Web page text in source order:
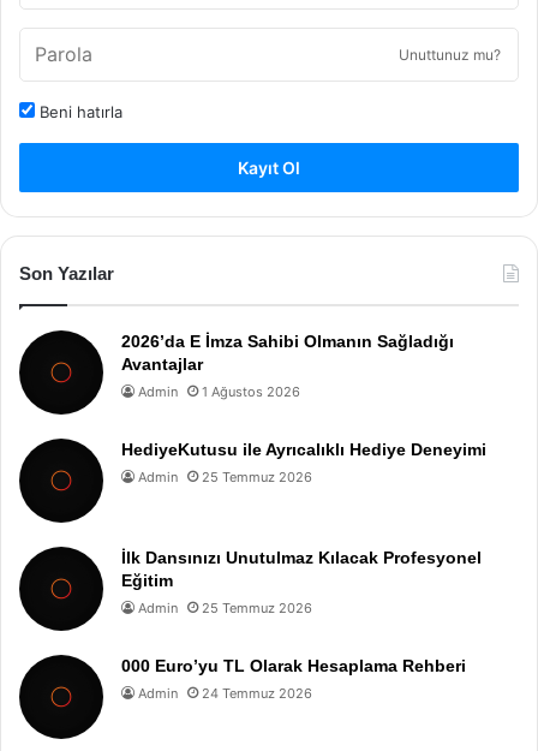
Unuttunuz mu?
Beni hatırla
Kayıt Ol
Son Yazılar
2026’da E İmza Sahibi Olmanın Sağladığı
Avantajlar
Admin 1 Ağustos 2026
HediyeKutusu ile Ayrıcalıklı Hediye Deneyimi
Admin 25 Temmuz 2026
İlk Dansınızı Unutulmaz Kılacak Profesyonel
Eğitim
Admin 25 Temmuz 2026
000 Euro’yu TL Olarak Hesaplama Rehberi
Admin 24 Temmuz 2026